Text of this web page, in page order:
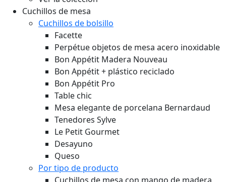
Cuchillos de mesa
Cuchillos de bolsillo
Facette
Perpétue objetos de mesa acero inoxidable
Bon Appétit Madera Nouveau
Bon Appétit + plástico reciclado
Bon Appétit Pro
Table chic
Mesa elegante de porcelana Bernardaud
Tenedores Sylve
Le Petit Gourmet
Desayuno
Queso
Por tipo de producto